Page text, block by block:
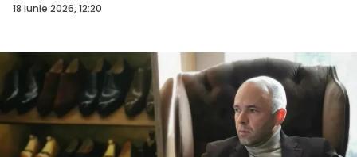
18 iunie 2026, 12:20